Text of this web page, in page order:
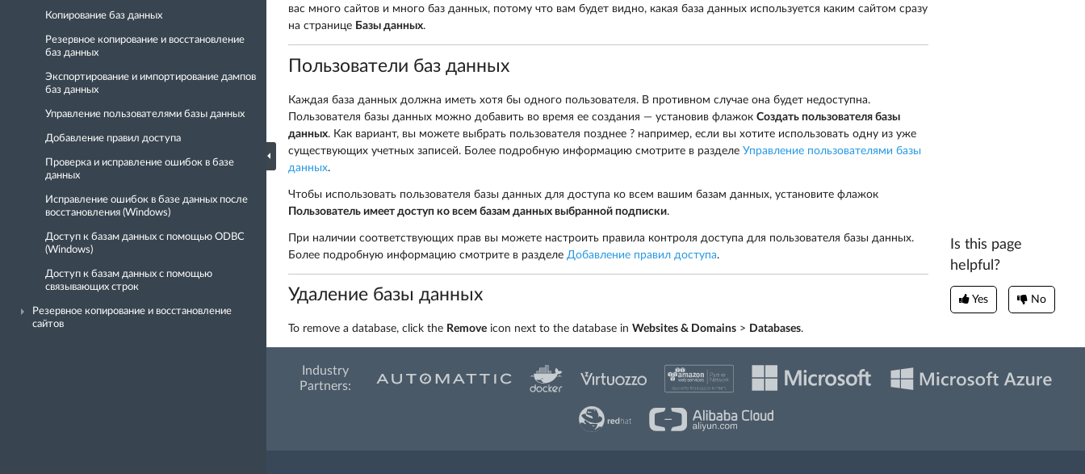
Копирование баз данных
Резервное копирование и восстановление
баз данных
Экспортирование и импортирование дампов
баз данных
Управление пользователями базы данных
Добавление правил доступа
Проверка и исправление ошибок в базе
данных
Исправление ошибок в базе данных после
восстановления (Windows)
Доступ к базам данных с помощью ODBC
(Windows)
Доступ к базам данных с помощью
связывающих строк
Резервное копирование и восстановление
сайтов
вас много сайтов и много баз данных, потому что вам будет видно, какая база данных используется каким сайтом сразу
на странице Базы данных.
Пользователи баз данных
Каждая база данных должна иметь хотя бы одного пользователя. В противном случае она будет недоступна.
Пользователя базы данных можно добавить во время ее создания — установив флажок Создать пользователя базы
данных. Как вариант, вы можете выбрать пользователя позднее ? например, если вы хотите использовать одну из уже
существующих учетных записей. Более подробную информацию смотрите в разделе Управление пользователями базы
данных.
Чтобы использовать пользователя базы данных для доступа ко всем вашим базам данных, установите флажок
Пользователь имеет доступ ко всем базам данных выбранной подписки.
При наличии соответствующих прав вы можете настроить правила контроля доступа для пользователя базы данных.
Более подробную информацию смотрите в разделе Добавление правил доступа.
Удаление базы данных
To remove a database, click the Remove icon next to the database in Websites & Domains > Databases.
Is this page
helpful?
Yes No
Industry
Partners: